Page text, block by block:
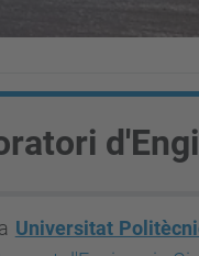
Universitat